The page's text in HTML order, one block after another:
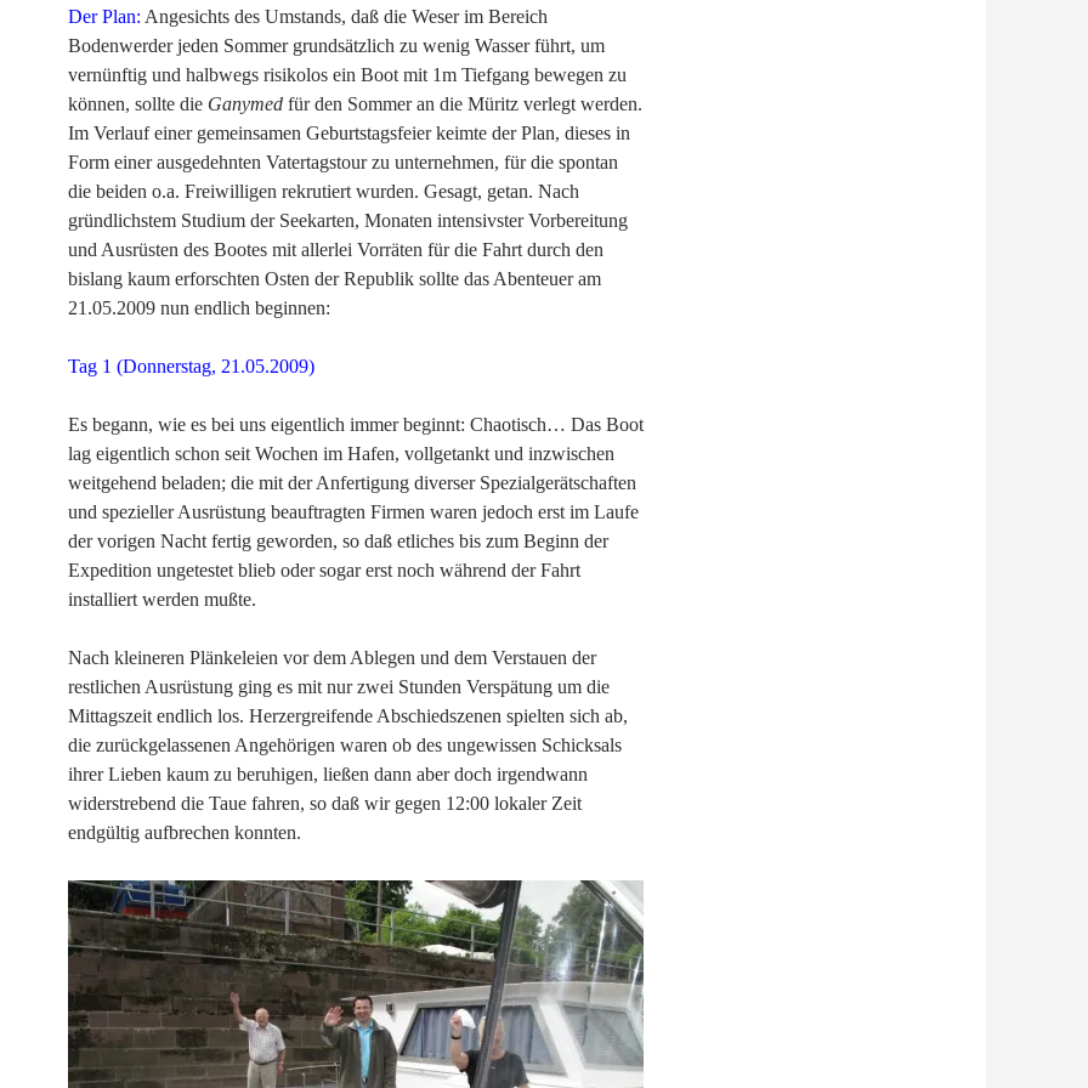
Der Plan: Angesichts des Umstands, daß die Weser im Bereich
Bodenwerder jeden Sommer grundsätzlich zu wenig Wasser führt, um
vernünftig und halbwegs risikolos ein Boot mit 1m Tiefgang bewegen zu
können, sollte die Ganymed für den Sommer an die Müritz verlegt werden.
Im Verlauf einer gemeinsamen Geburtstagsfeier keimte der Plan, dieses in
Form einer ausgedehnten Vatertagstour zu unternehmen, für die spontan
die beiden o.a. Freiwilligen rekrutiert wurden. Gesagt, getan. Nach
gründlichstem Studium der Seekarten, Monaten intensivster Vorbereitung
und Ausrüsten des Bootes mit allerlei Vorräten für die Fahrt durch den
bislang kaum erforschten Osten der Republik sollte das Abenteuer am
21.05.2009 nun endlich beginnen:
Tag 1 (Donnerstag, 21.05.2009)
Es begann, wie es bei uns eigentlich immer beginnt: Chaotisch… Das Boot
lag eigentlich schon seit Wochen im Hafen, vollgetankt und inzwischen
weitgehend beladen; die mit der Anfertigung diverser Spezialgerätschaften
und spezieller Ausrüstung beauftragten Firmen waren jedoch erst im Laufe
der vorigen Nacht fertig geworden, so daß etliches bis zum Beginn der
Expedition ungetestet blieb oder sogar erst noch während der Fahrt
installiert werden mußte.
Nach kleineren Plänkeleien vor dem Ablegen und dem Verstauen der
restlichen Ausrüstung ging es mit nur zwei Stunden Verspätung um die
Mittagszeit endlich los. Herzergreifende Abschiedszenen spielten sich ab,
die zurückgelassenen Angehörigen waren ob des ungewissen Schicksals
ihrer Lieben kaum zu beruhigen, ließen dann aber doch irgendwann
widerstrebend die Taue fahren, so daß wir gegen 12:00 lokaler Zeit
endgültig aufbrechen konnten.